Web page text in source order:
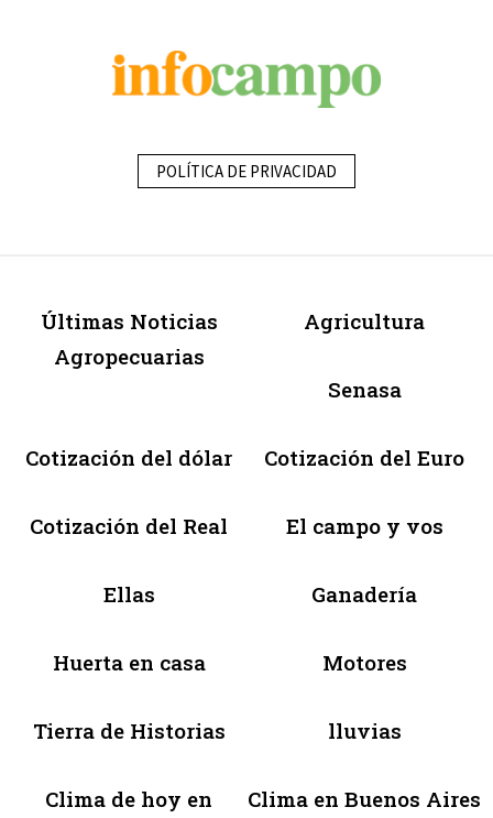
POLÍTICA DE PRIVACIDAD
Últimas Noticias
Agropecuarias
Agricultura
Senasa
Cotización del dólar Cotización del Euro
Cotización del Real El campo y vos
Ellas Ganadería
Huerta en casa Motores
Tierra de Historias lluvias
Clima de hoy en
Clima en Buenos Aires